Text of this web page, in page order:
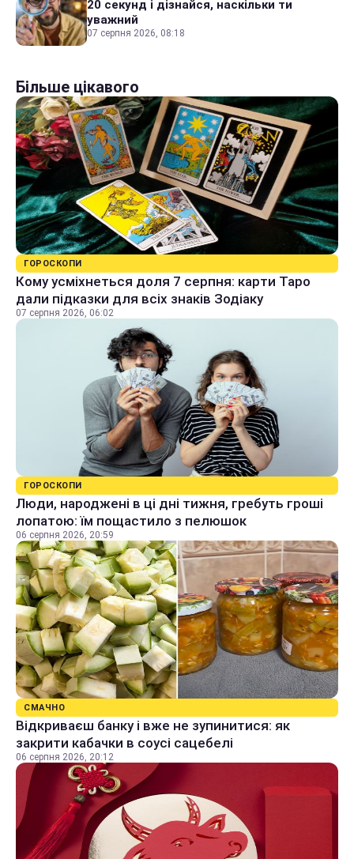
20 секунд і дізнайся, наскільки ти
уважний
07 серпня 2026, 08:18
Більше цікавого
ГОРОСКОПИ
Кому усміхнеться доля 7 серпня: карти Таро
дали підказки для всіх знаків Зодіаку
07 серпня 2026, 06:02
ГОРОСКОПИ
Люди, народжені в ці дні тижня, гребуть гроші
лопатою: їм пощастило з пелюшок
06 серпня 2026, 20:59
СМАЧНО
Відкриваєш банку і вже не зупинитися: як
закрити кабачки в соусі сацебелі
06 серпня 2026, 20:12